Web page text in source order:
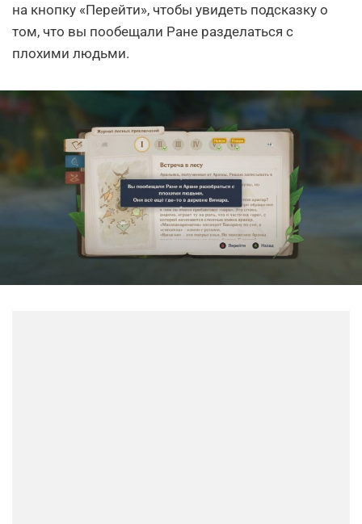
на кнопку «Перейти», чтобы увидеть подсказку о
том, что вы пообещали Ране разделаться с
плохими людьми.